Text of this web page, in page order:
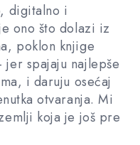
digitalno i
ono što dolazi iz
poklon knjige
spajaju najlepše
i daruju osećaj
otvaranja. Mi
koja je još pre